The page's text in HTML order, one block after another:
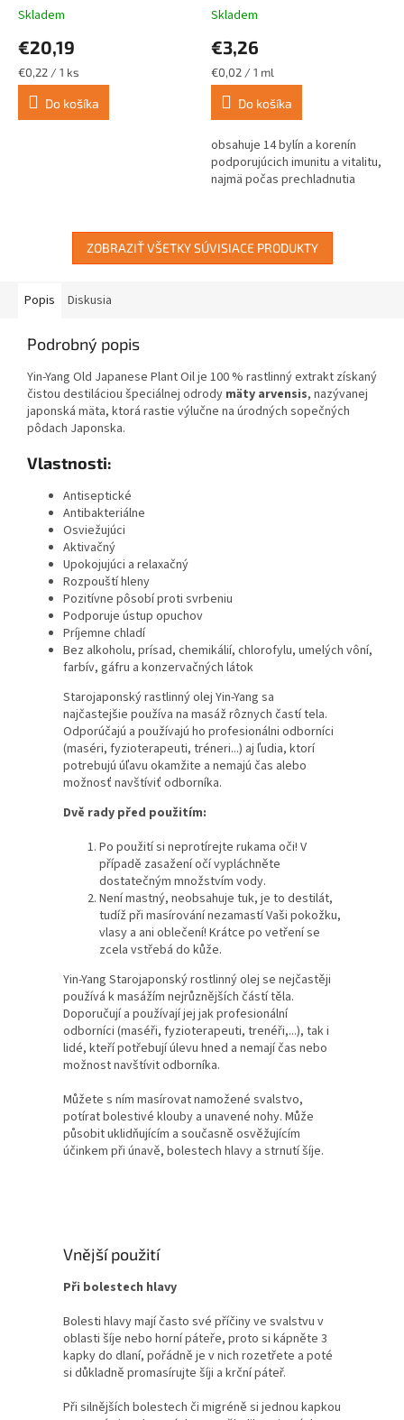
Priemerné
produktu
je
3,3
5
Skladem
€20,19
Jednotková
cena:
€0,22 / 1 ks
Do košíka
Priemerné
produktu
je
5,0
5
hviezdičiek.
Skladem
€3,26
Jednotková
cena:
€0,02 / 1 ml
Do košíka
obsahuje 14 bylín a korenín
podporujúcich imunitu a vitalitu,
najmä počas prechladnutia
ZOBRAZIŤ VŠETKY SÚVISIACE PRODUKTY
Popis Diskusia
Podrobný popis
Yin-Yang Old Japanese Plant Oil je 100 % rastlinný extrakt získaný
čistou destiláciou špeciálnej odrody mäty arvensis, nazývanej
japonská mäta, ktorá rastie výlučne na úrodných sopečných
pôdach Japonska.
Vlastnosti:
Antiseptické
Antibakteriálne
Osviežujúci
Aktivačný
Upokojujúci a relaxačný
Rozpouští hleny
Pozitívne pôsobí proti svrbeniu
Podporuje ústup opuchov
Príjemne chladí
Bez alkoholu, prísad, chemikálií, chlorofylu, umelých vôní,
farbív, gáfru a konzervačných látok
Starojaponský rastlinný olej Yin-Yang sa
najčastejšie používa na masáž rôznych častí tela.
Odporúčajú a používajú ho profesionálni odborníci
(maséri, fyzioterapeuti, tréneri...) aj ľudia, ktorí
potrebujú úľavu okamžite a nemajú čas alebo
možnosť navštíviť odborníka.
Dvě rady před použitím:
Po použití si neprotírejte rukama oči! V
případě zasažení očí vypláchněte
dostatečným množstvím vody.
Není mastný, neobsahuje tuk, je to destilát,
tudíž při masírování nezamastí Vaši pokožku,
vlasy a ani oblečení! Krátce po vetření se
zcela vstřebá do kůže.
Yin-Yang Starojaponský rostlinný olej se nejčastěji
používá k masážím nejrůznějších částí těla.
Doporučují a používají jej jak profesionální
odborníci (maséři, fyzioterapeuti, trenéři,...), tak i
lidé, kteří potřebují úlevu hned a nemají čas nebo
možnost navštívit odborníka.
Můžete s ním masírovat namožené svalstvo,
potírat bolestivé klouby a unavené nohy. Může
působit uklidňujícím a současně osvěžujícím
účinkem při únavě, bolestech hlavy a strnutí šíje.
Vnější použití
Při bolestech hlavy
Bolesti hlavy mají často své příčiny ve svalstvu v
oblasti šíje nebo horní páteře, proto si kápněte 3
kapky do dlaní, pořádně je v nich rozetřete a poté
si důkladně promasírujte šíji a krční páteř.
Při silnějších bolestech či migréně si jednou kapkou